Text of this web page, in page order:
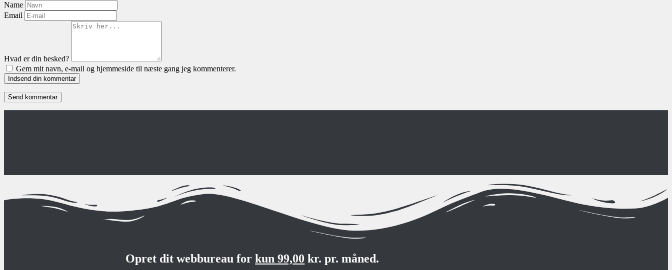
Name
Email
Hvad er din besked?
Gem mit navn, e-mail og hjemmeside til næste gang jeg kommenterer.
Indsend din kommentar
Opret dit webbureau forkun 99,00 kr. pr. måned.